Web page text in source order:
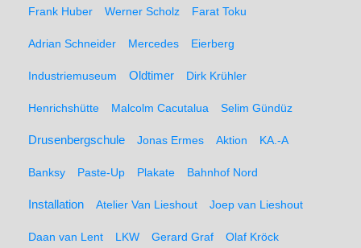
Frank Huber Werner Scholz Farat Toku
Adrian Schneider Mercedes Eierberg
Industriemuseum Oldtimer Dirk Krühler
Henrichshütte Malcolm Cacutalua Selim Gündüz
Drusenbergschule Jonas Ermes Aktion KA.-A
Banksy Paste-Up Plakate Bahnhof Nord
Installation Atelier Van Lieshout Joep van Lieshout
Daan van Lent LKW Gerard Graf Olaf Kröck